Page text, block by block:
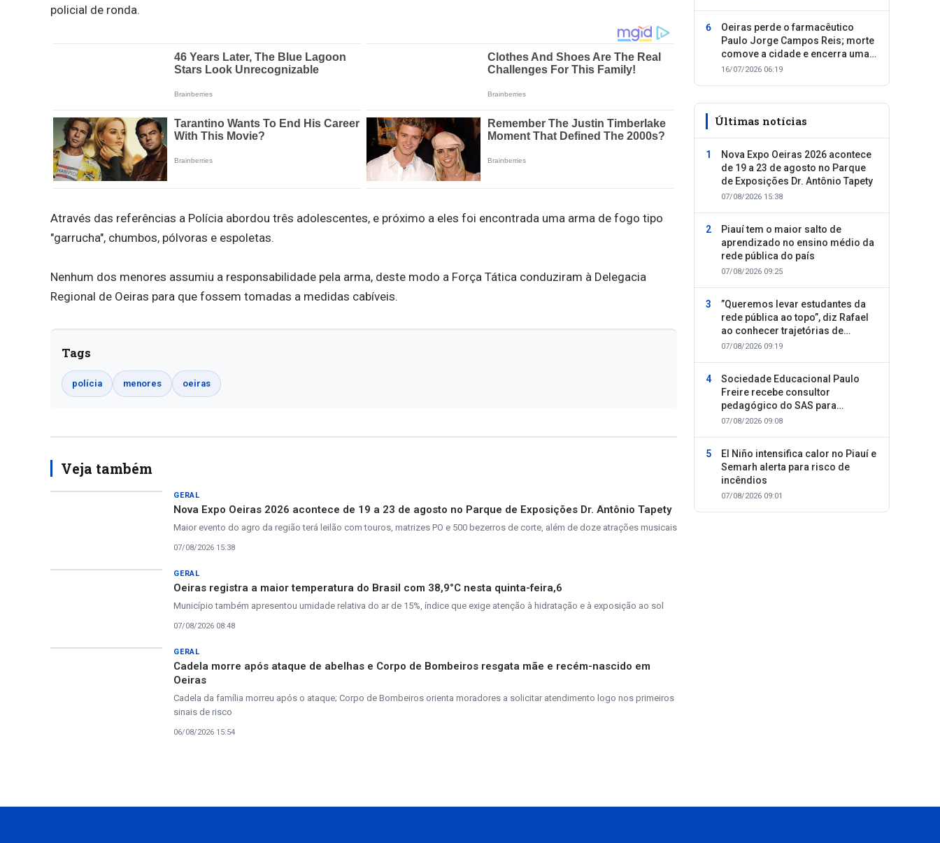
policial de ronda.
Através das referências a Polícia abordou três adolescentes, e próximo a eles foi encontrada uma arma de fogo tipo
"garrucha", chumbos, pólvoras e espoletas.
Nenhum dos menores assumiu a responsabilidade pela arma, deste modo a Força Tática conduziram à Delegacia
Regional de Oeiras para que fossem tomadas a medidas cabíveis.
Tags
polícia menores oeiras
Veja também
GERAL
Nova Expo Oeiras 2026 acontece de 19 a 23 de agosto no Parque de Exposições Dr. Antônio Tapety
Maior evento do agro da região terá leilão com touros, matrizes PO e 500 bezerros de corte, além de doze atrações musicais
07/08/2026 15:38
GERAL
Oeiras registra a maior temperatura do Brasil com 38,9°C nesta quinta-feira,6
Município também apresentou umidade relativa do ar de 15%, índice que exige atenção à hidratação e à exposição ao sol
07/08/2026 08:48
GERAL
Cadela morre após ataque de abelhas e Corpo de Bombeiros resgata mãe e recém-nascido em
Oeiras
Cadela da família morreu após o ataque; Corpo de Bombeiros orienta moradores a solicitar atendimento logo nos primeiros
sinais de risco
06/08/2026 15:54
Oeiras perde o farmacêutico
Paulo Jorge Campos Reis; morte
comove a cidade e encerra uma
trajetória dedicada ao cuidado
16/07/2026 06:19
Últimas notícias
Nova Expo Oeiras 2026 acontece
de 19 a 23 de agosto no Parque
de Exposições Dr. Antônio Tapety
07/08/2026 15:38
Piauí tem o maior salto de
aprendizado no ensino médio da
rede pública do país
07/08/2026 09:25
”Queremos levar estudantes da
rede pública ao topo”, diz Rafael
ao conhecer trajetórias de
sucesso
07/08/2026 09:19
Sociedade Educacional Paulo
Freire recebe consultor
pedagógico do SAS para
planejamento do segundo
07/08/2026 09:08
El Niño intensifica calor no Piauí e
Semarh alerta para risco de
incêndios
07/08/2026 09:01